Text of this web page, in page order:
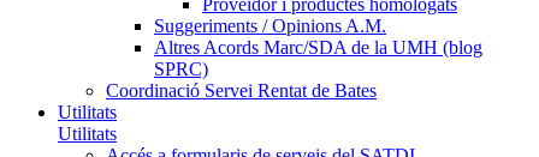
Suggeriments / Opinions A.M.
Altres Acords Marc/SDA de la UMH (blog
SPRC)
Coordinació Servei Rentat de Bates
Utilitats
Utilitats